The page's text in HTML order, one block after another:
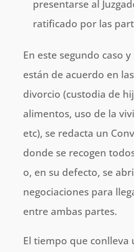
presentarse al
ratificado por las
En este segundo caso
están de acuerdo en
divorcio (custodia de
alimentos, uso de la
etc), se redacta un
donde se recogen
o, en su defecto, se
negociaciones para
entre ambas partes.
El tiempo que conlleva